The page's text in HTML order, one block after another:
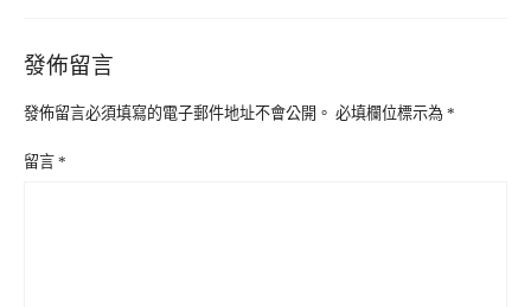
發佈留言
發佈留言必須填寫的電子郵件地址不會公開。 必填欄位標示為 *
留言 *